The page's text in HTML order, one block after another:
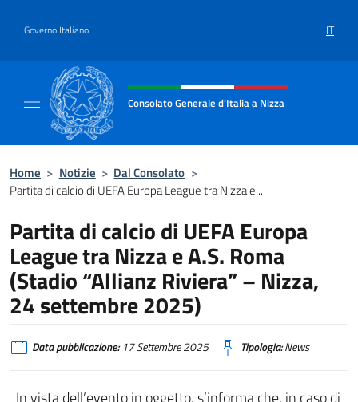
Governo Italiano IT
Intestazione sito, social e menù
Consolato Generale d'Italia a Nizza
Home > Notizie > Dal Consolato >
Partita di calcio di UEFA Europa League tra Nizza e...
Partita di calcio di UEFA Europa
League tra Nizza e A.S. Roma
(Stadio “Allianz Riviera” – Nizza,
24 settembre 2025)
Data pubblicazione:17 Settembre 2025 Tipologia:News
In vista dell’evento in oggetto, s’informa che, in caso di